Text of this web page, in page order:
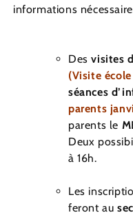
informations
Desvisites
(Visite
séances
parents
parents le
Deux
à 16h.
Les
feront au